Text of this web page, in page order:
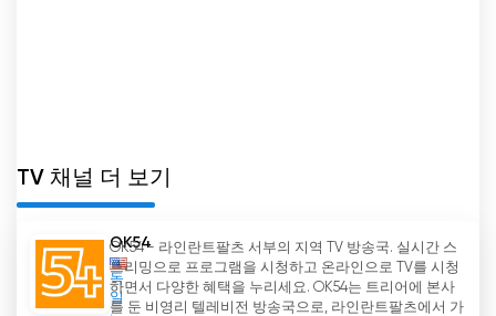
시청하고 콘텐츠에 액세스할 수 있도록 지원합니다.
이러한 디지털 접근 방식을 통해 시청자는 지리적 경
시작할 수 있습니다.
TV의 영향력은 엔터테인먼트 분야에만 국한된 것이
TV 채널 더 보기
OK54
독
일
OK54 - 라인란트팔츠 서부의 지역 TV 방송국. 실시간 스
트리밍으로 프로그램을 시청하고 온라인으로 TV를 시청
하면서 다양한 혜택을 누리세요. OK54는 트리어에 본사
를 둔 비영리 텔레비전 방송국으로, 라인란트팔츠에서 가